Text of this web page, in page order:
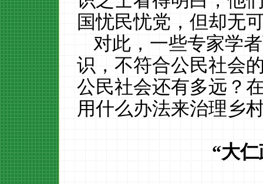
国忧民忧党，但却无
对此，一些专家学
识，不符合公民社会
公民社会还有多远？
用什么办法来治理乡
“大